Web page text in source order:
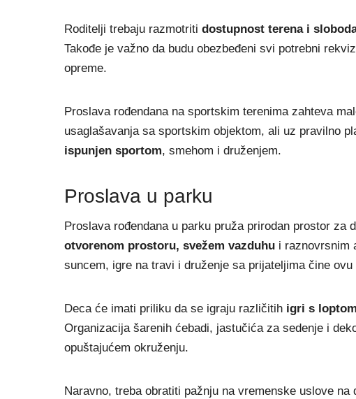
Roditelji trebaju razmotriti dostupnost terena i
Takođe je važno da budu obezbeđeni svi potrebni
opreme.
Proslava rođendana na sportskim terenima zahteva
usaglašavanja sa sportskim objektom, ali uz pravilno
ispunjen sportom, smehom i druženjem.
Proslava u parku
Proslava rođendana u parku pruža prirodan prostor za
otvorenom prostoru, svežem vazduhu i raznovrsnim
suncem, igre na travi i druženje sa prijateljima čine
Deca će imati priliku da se igraju različitih igri s
Organizacija šarenih ćebadi, jastučića za sedenje i
opuštajućem okruženju.
Naravno, treba obratiti pažnju na vremenske uslove